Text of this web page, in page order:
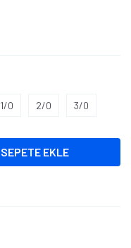
1/0 2/0 3/0
SEPETE EKLE